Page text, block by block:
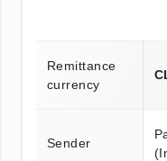
Remittance
currency
Sender